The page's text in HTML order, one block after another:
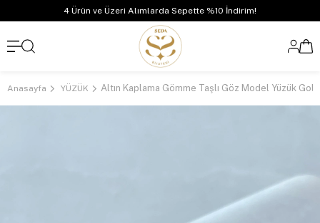
4 Ürün ve Üzeri Alımlarda Sepette %10 İndirim!
Anasayfa YÜZÜK Altın Kaplama Gömme Taşlı Göz Model Yüzük Gold